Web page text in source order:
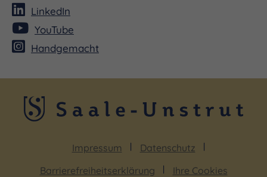
LinkedIn
YouTube
Handgemacht
Impressum
Datenschutz
Barrierefreiheitserklärung
Ihre Cookies